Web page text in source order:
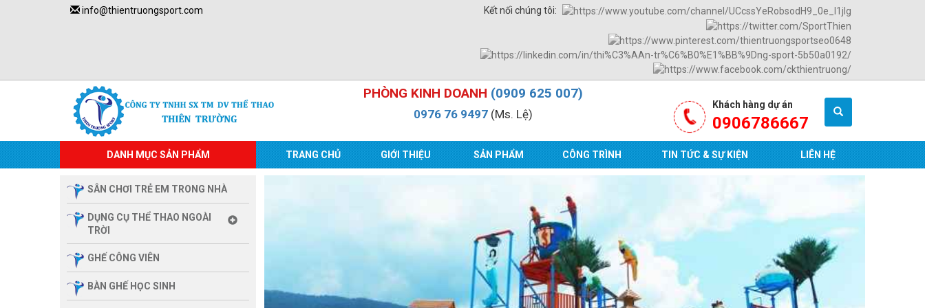
info@thientruongsport.com Kết nối chúng tôi:
PHÒNG KINH DOANH (0909 625 007)
0976 76 9497(Ms. Lệ)
Khách hàng dự án
0906786667
DANH MỤC SẢN PHẨM TRANG CHỦ GIỚI THIỆU SẢN PHẨM CÔNG TRÌNH TIN TỨC & SỰ KIỆN LIÊN HỆ
SÂN CHƠI TRẺ EM TRONG NHÀ
DỤNG CỤ THỂ THAO NGOÀI
TRỜI
GHẾ CÔNG VIÊN
BÀN GHẾ HỌC SINH